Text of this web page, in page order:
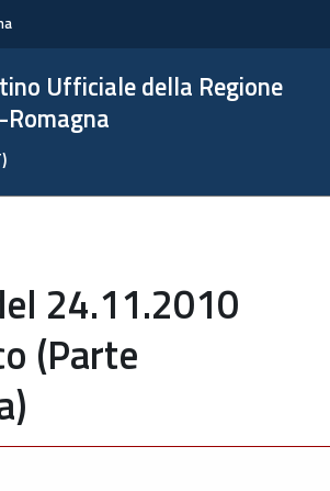
Ufficiale della Regione
Romagna
24.11.2010
(Parte